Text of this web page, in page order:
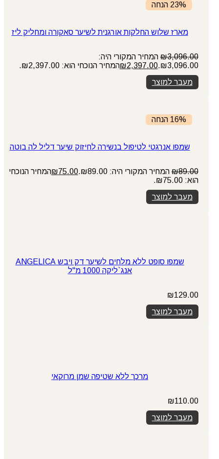
23% הנחה
מארז שלוש החלקות אורגנית לשיער סאקורה ומחליק ליז
₪3,096.00
המחיר המקורי היה:
₪3,096.00.
₪2,397.00
המחיר הנוכחי הוא: ₪2,397.00.
מעבר למוצר
16% הנחה
שמפו אנרגטי לטיפול בנשירה לחיזוק שיער דליל לה בוטה
₪89.00 המחיר המקורי היה: ₪89.00. ₪75.00
המחיר הנוכחי
הוא: ₪75.00.
מעבר למוצר
שמפו סופט ללא מלחים לשיער דק ויבש ANGELICA
אנג`ליקה 1000 מ"ל
₪129.00
מעבר למוצר
מרכך ללא שטיפה שמן מרוקאי
₪110.00
מעבר למוצר